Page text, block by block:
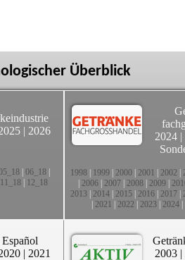
Überblick
| 2026
| 06_18|
11_18 12_18
2024 |
1998 1999 2000 2001 2002
2006 2007 2008 2009
2013 2014 2015 2016 2017
2021 2022 2023| 2024|
| 2021
2003 |